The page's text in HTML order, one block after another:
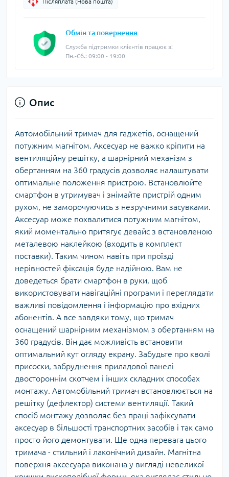
Обмін та повернення
Служба підтримки клієнтів працює з:
Пн.-Сб.: 09:00 - 19:00
Опис
Автомобільний тримач для гаджетів, оснащений
потужним магнітом. Аксесуар не важко кріпити на
вентиляційну решітку, а шарнірний механізм з
обертанням на 360 градусів дозволяє налаштувати
оптимальне положення пристрою. Встановлюйте
смартфон в утримувач і знімайте пристрій одним
рухом, не заморочуючись з незручними засувками.
Аксесуар може похвалитися потужним магнітом,
який моментально притягує девайс з встановленою
металевою наклейкою (входить в комплект
поставки). Таким чином навіть при проїзді
нерівностей фіксація буде надійною. Вам не
доведеться брати смартфон в руки, щоб
використовувати навігаційні програми і переглядати
важливі повідомлення і інформацію про вхідних
абонентів. А все завдяки тому, що тримач
оснащений шарнірним механізмом з обертанням на
360 градусів. Він дає можливість встановити
оптимальний кут огляду екрану. Забудьте про кволі
присоски, забруднення приладової панелі
двостороннім скотчем і інших складних способах
монтажу. Автомобільний тримач встановлюється на
решітку (дефлектор) системи вентиляції. Такий
спосіб монтажу дозволяє без праці зафіксувати
аксесуар в більшості транспортних засобів і так само
просто його демонтувати. Ще одна перевага цього
тримача - стильний і лаконічний дизайн. Магнітна
поверхня аксесуара виконана у вигляді невеликої